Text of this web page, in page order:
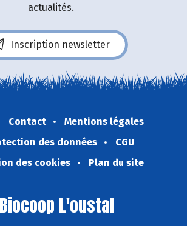
actualités.
Inscription newsletter
Contact
Mentions légales
des données
CGU
des cookies
Plan du site
Biocoop L'oustal